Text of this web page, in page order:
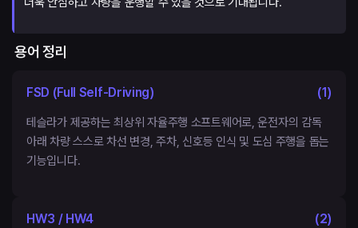
용어 정리
FSD (Full Self-Driving) (1)
테슬라가 제공하는 최상위 자율주행 소프트웨어로, 운전자의 감독
아래 차량 스스로 차선 변경, 주차, 신호등 인식 및 도심 주행을 돕는
기능입니다.
HW3 / HW4 (2)